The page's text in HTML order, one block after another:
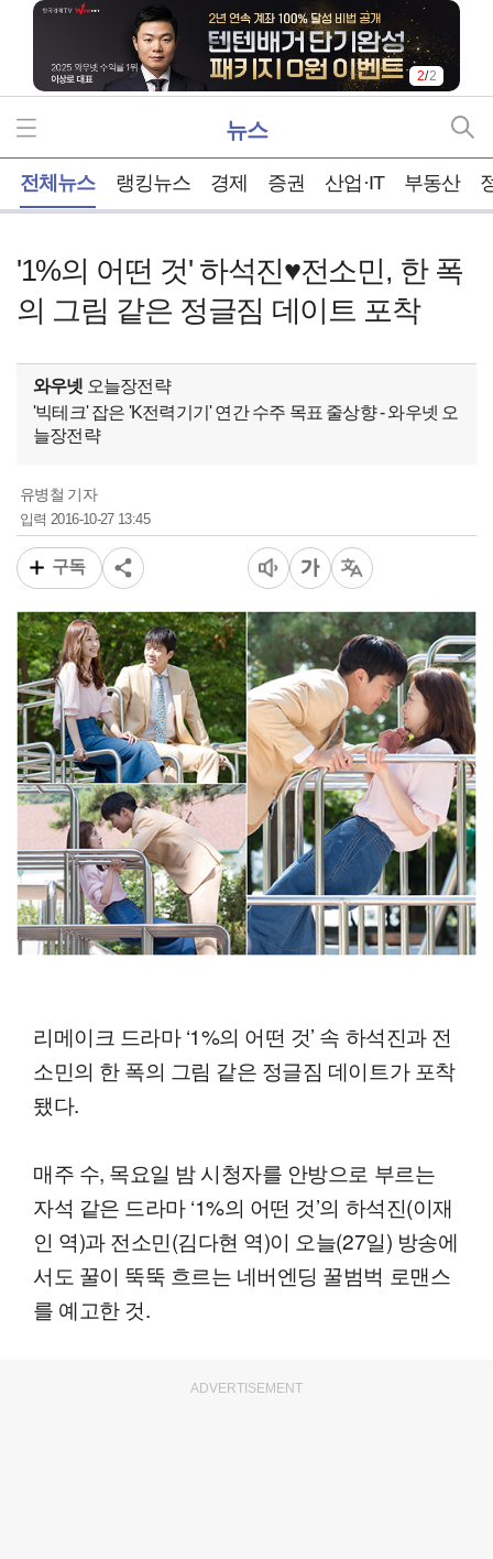
2/2
뉴스
전체뉴스 랭킹뉴스 경제 증권 산업·IT 부동산
'1%의 어떤 것' 하석진♥전소민, 한 폭
의 그림 같은 정글짐 데이트 포착
와우넷 오늘장전략
'빅테크' 잡은 'K전력기기' 연간 수주 목표 줄상향 - 와우넷 오
늘장전략
유병철 기자
입력 2016-10-27 13:45
구독
리메이크 드라마 ‘1%의 어떤 것’ 속 하석진과 전
소민의 한 폭의 그림 같은 정글짐 데이트가 포착
됐다.
매주 수, 목요일 밤 시청자를 안방으로 부르는
자석 같은 드라마 ‘1%의 어떤 것’의 하석진(이재
인 역)과 전소민(김다현 역)이 오늘(27일) 방송에
서도 꿀이 뚝뚝 흐르는 네버엔딩 꿀범벅 로맨스
를 예고한 것.
ADVERTISEMENT